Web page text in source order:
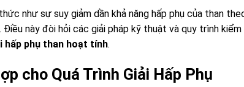
như sự suy giảm dần khả năng hấp phụ của than
này đòi hỏi các giải pháp kỹ thuật và quy trình kiểm
hấp phụ than hoạt tính.
cho Quá Trình Giải Hấp Phụ